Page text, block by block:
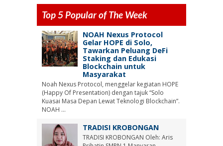
Top 5 Popular of The Week
NOAH Nexus Protocol
Gelar HOPE di Solo,
Tawarkan Peluang DeFi
Staking dan Edukasi
Blockchain untuk
Masyarakat
Noah Nexus Protocol, menggelar kegiatan HOPE
(Happy Of Presentation) dengan tajuk “Solo
Kuasai Masa Depan Lewat Teknologi Blockchain”.
NOAH ...
TRADISI KROBONGAN
TRADISI KROBONGAN Oleh: Aris